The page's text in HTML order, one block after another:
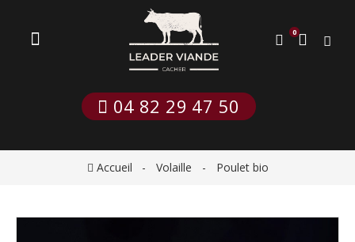
0
04 82 29 47 50
Accueil Volaille Poulet bio